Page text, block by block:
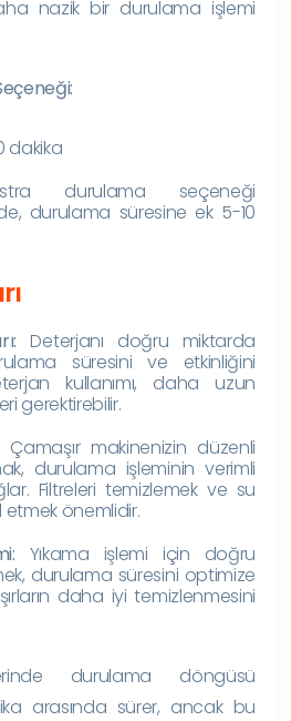
nazik bir durulama işlemi
dakika
durulama seçeneği
durulama süresine ek 5-10
Deterjanı doğru miktarda
süresini ve etkinliğini
kullanımı, daha uzun
gerektirebilir.
Çamaşır makinenizin düzenli
durulama işleminin verimli
Filtreleri temizlemek ve su
etmek önemlidir.
Yıkama işlemi için doğru
durulama süresini optimize
daha iyi temizlenmesini
durulama döngüsü
arasında sürer, ancak bu